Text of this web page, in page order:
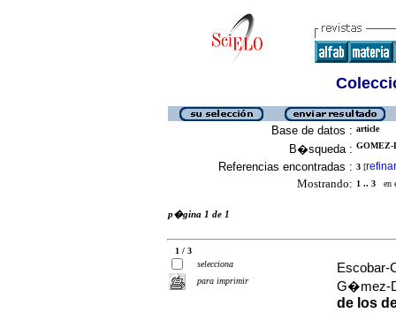
Base de datos : article
B�squeda : GOMEZ-
Referencias encontradas : 3 [refinar
Mostrando: 1 .. 3 en
p�gina 1 de 1
1 / 3
selecciona
para imprimir
Escobar-
G�mez-
de los